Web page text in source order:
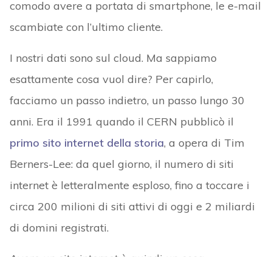
comodo avere a portata di smartphone, le e-mail
scambiate con l’ultimo cliente.
I nostri dati sono sul cloud. Ma sappiamo
esattamente cosa vuol dire? Per capirlo,
facciamo un passo indietro, un passo lungo 30
anni. Era il 1991 quando il CERN pubblicò il
primo sito internet della storia, a opera di Tim
Berners-Lee: da quel giorno, il numero di siti
internet è letteralmente esploso, fino a toccare i
circa 200 milioni di siti attivi di oggi e 2 miliardi
di domini registrati.